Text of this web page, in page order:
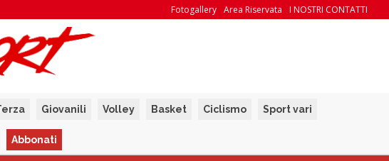
I NOSTRI CONTATTI
Area Riservata
Fotogallery
Giovanili Volley Basket Ciclismo Sport vari
Abbonati